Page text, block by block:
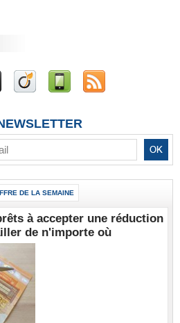
DE LA SEMAINE
à accepter une réduction
de n'importe où